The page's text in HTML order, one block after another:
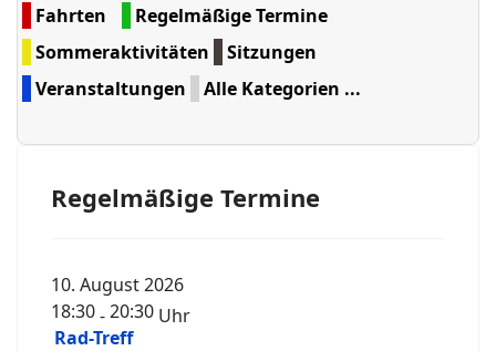
Fahrten
Regelmäßige Termine
Sommeraktivitäten
Sitzungen
Veranstaltungen
Alle Kategorien ...
Regelmäßige Termine
10. August 2026
18:30-20:30 Uhr
Rad-Treff